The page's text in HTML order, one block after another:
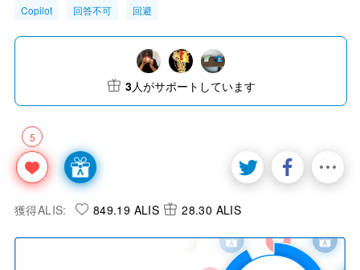
Copilot 回答不可 回避
5
3人がサポートしています
獲得ALIS: 849.19 ALIS 28.30 ALIS